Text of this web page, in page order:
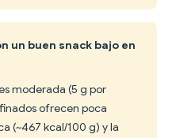
un buen snack bajo en
moderada (5 g por
ofrecen poca
(~467 kcal/100 g) y la